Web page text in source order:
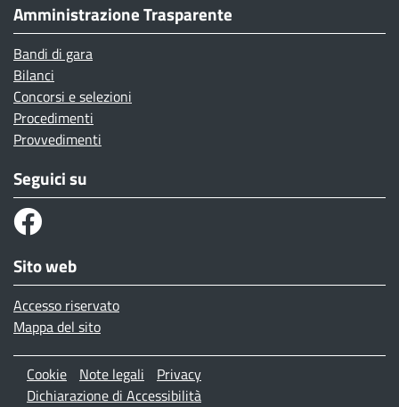
Amministrazione Trasparente
Bandi di gara
Bilanci
Concorsi e selezioni
Procedimenti
Provvedimenti
Seguici su
Sito web
Accesso riservato
Mappa del sito
Menù privacy
Cookie Note legali
Privacy
Dichiarazione di Accessibilità